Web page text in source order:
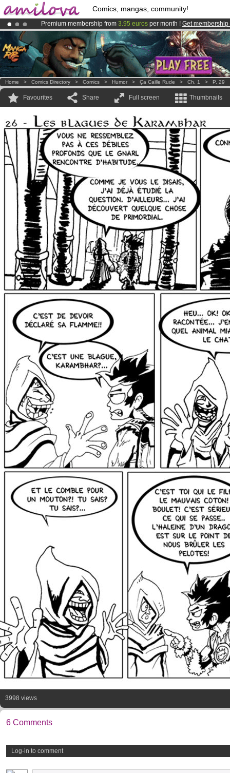
Comics, mangas, community!
Premium membership from 3.95 euros per month ! Get membership
Already 100000membersand 1000comics & mangas!.
AmilovaKickstarter is now LIVE!.
Home > Comics Directory > Comics > Humor > Ҫa Caille Rude > Ch. 1 > P. 29
Favourites Share Full screen Thumbnails
3998 views
6 Comments
Log-in to comment